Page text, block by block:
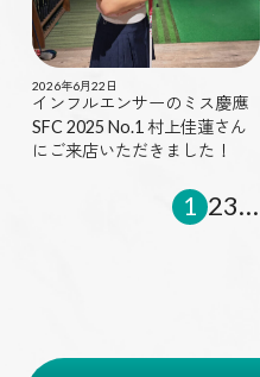
2026年6月22日
インフルエンサーのミス慶應
SFC 2025 No.1 村上佳蓮さん
にご来店いただきました！
1 23…